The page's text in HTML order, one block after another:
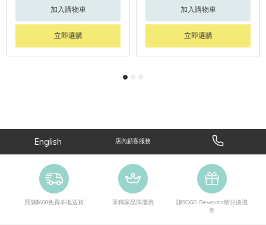
加入購物車
立即選購
加入購物車
立即選購
English 店內顧客服務
買滿$600免費本地送貨 享獨家品牌優惠
賺SOGO Rewards積分換禮
券